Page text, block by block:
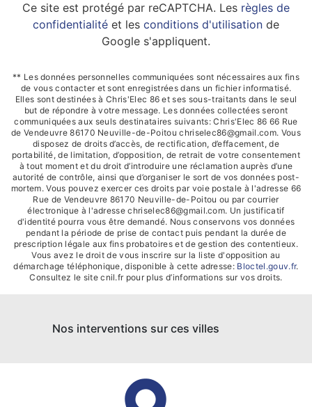
Ce site est protégé par reCAPTCHA. Les règles de
confidentialité et les conditions d'utilisation de
Google s'appliquent.
** Les données personnelles communiquées sont nécessaires aux fins
de vous contacter et sont enregistrées dans un fichier informatisé.
Elles sont destinées à Chris'Elec 86 et ses sous-traitants dans le seul
but de répondre à votre message. Les données collectées seront
communiquées aux seuls destinataires suivants: Chris'Elec 86 66 Rue
de Vendeuvre 86170 Neuville-de-Poitou chriselec86@gmail.com. Vous
disposez de droits d’accès, de rectification, d’effacement, de
portabilité, de limitation, d’opposition, de retrait de votre consentement
à tout moment et du droit d’introduire une réclamation auprès d’une
autorité de contrôle, ainsi que d’organiser le sort de vos données post-
mortem. Vous pouvez exercer ces droits par voie postale à l'adresse 66
Rue de Vendeuvre 86170 Neuville-de-Poitou ou par courrier
électronique à l'adresse chriselec86@gmail.com. Un justificatif
d'identité pourra vous être demandé. Nous conservons vos données
pendant la période de prise de contact puis pendant la durée de
prescription légale aux fins probatoires et de gestion des contentieux.
Vous avez le droit de vous inscrire sur la liste d'opposition au
démarchage téléphonique, disponible à cette adresse: Bloctel.gouv.fr.
Consultez le site cnil.fr pour plus d’informations sur vos droits.
Nos interventions sur ces villes